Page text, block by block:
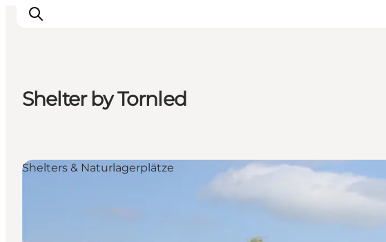
Erlebnisse
Unterkünfte
Shelter by Tornled
Shelters & Naturlagerplätze